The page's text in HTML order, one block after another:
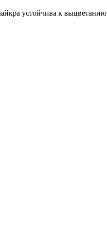
устойчива к